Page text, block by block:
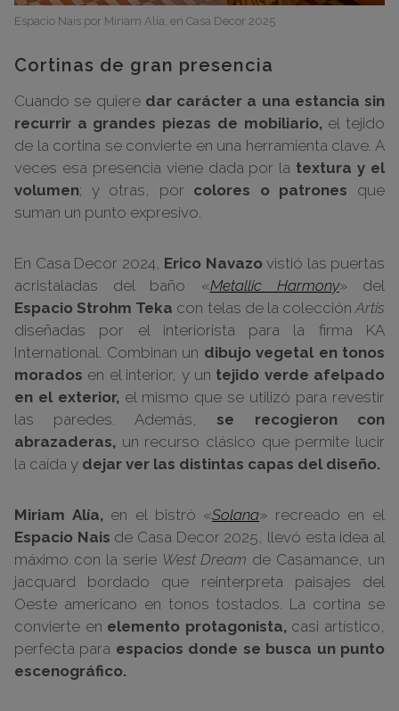
Espacio Nais por Miriam Alía, en Casa Decor 2025
Cortinas de gran presencia
Cuando se quiere dar carácter a una estancia sin
recurrir a grandes piezas de mobiliario,el tejido
de la cortina se convierte en una herramienta clave. A
veces esa presencia viene dada por la textura y el
volumen; y otras, por colores o patrones que
suman un punto expresivo.
En Casa Decor 2024, Erico Navazovistió las puertas
acristaladas del baño «Metallic Harmony» del
Espacio Strohm Teka con telas de la colección Artis
diseñadas por el interiorista para la firma KA
International. Combinan un dibujo vegetal en tonos
morados en el interior, y un tejido verde afelpado
en el exterior, el mismo que se utilizó para revestir
las paredes. Además, se recogieron con
abrazaderas, un recurso clásico que permite lucir
la caída y dejar ver las distintas capas del diseño.
Miriam Alía,en el bistró «Solana» recreado en el
Espacio Nais de Casa Decor 2025, llevó esta idea al
máximo con la serie West Dream de Casamance, un
jacquard bordado que reinterpreta paisajes del
Oeste americano en tonos tostados. La cortina se
convierte en elemento protagonista,casi artístico,
perfecta para espacios donde se busca un punto
escenográfico.